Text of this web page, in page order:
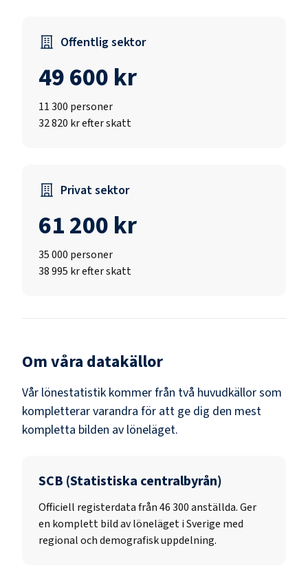
Offentlig sektor
49 600 kr
11 300 personer
32 820 kr efter skatt
Privat sektor
61 200 kr
35 000 personer
38 995 kr efter skatt
Om våra datakällor
Vår lönestatistik kommer från två huvudkällor som
kompletterar varandra för att ge dig den mest
kompletta bilden av löneläget.
SCB (Statistiska centralbyrån)
Officiell registerdata från46 300anställda. Ger
en komplett bild av löneläget i Sverige med
regional och demografisk uppdelning.